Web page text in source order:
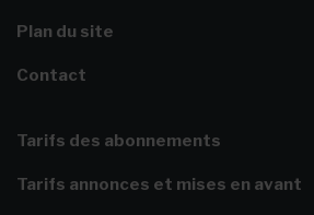
Plan du site
Contact
Tarifs des abonnements
Tarifs annonces et mises en avant